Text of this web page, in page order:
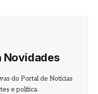
Novidades
do Portal de Notícias
e política.